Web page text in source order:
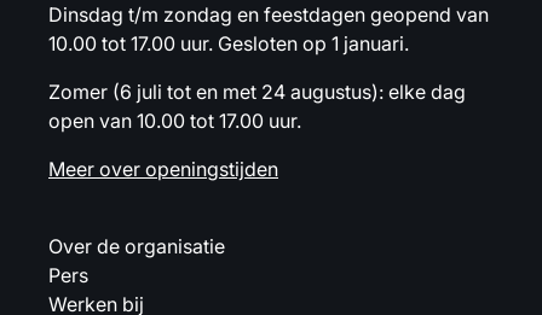
Dinsdag t/m zondag en feestdagen geopend van
10.00 tot 17.00 uur. Gesloten op 1 januari.
Zomer (6 juli tot en met 24 augustus): elke dag
open van 10.00 tot 17.00 uur.
Meer over openingstijden
Over de organisatie
Pers
Werken bij